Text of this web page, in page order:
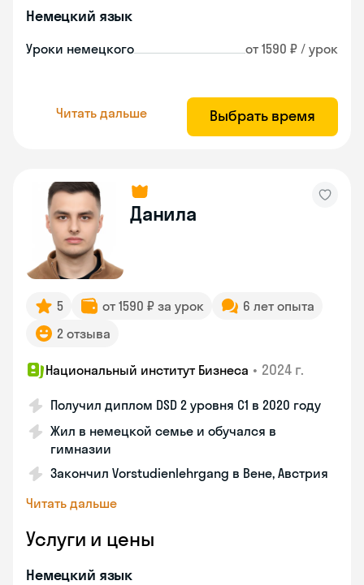
Немецкий язык
Уроки немецкого от 1590 ₽ / урок
Читать дальше Выбрать время
Данила
5 от 1590 ₽ за урок
6 лет опыта
2 отзыва
Национальный институт Бизнеса • 2024 г.
Получил диплом DSD 2 уровня С1 в 2020 году
Жил в немецкой семье и обучался в
гимназии
Закончил Vorstudienlehrgang в Вене, Австрия
Читать дальше
Услуги и цены
Немецкий язык